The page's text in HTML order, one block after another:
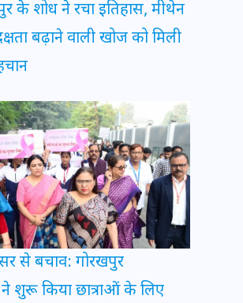
के शोध ने रचा इतिहास, मीथेन
बढ़ाने वाली खोज को मिली
से बचाव: गोरखपुर
ने शुरू किया छात्राओं के लिए